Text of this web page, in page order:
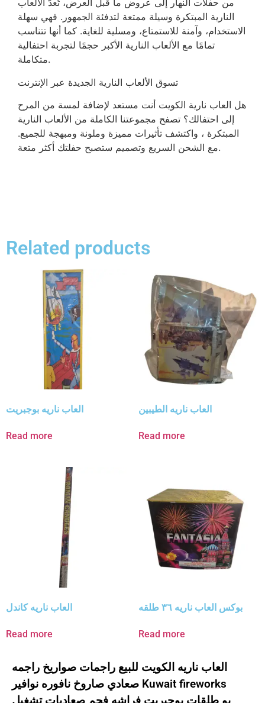
من حفلات النهار إلى عروض ما قبل العرض، تُعدّ الألعاب
النارية المبتكرة وسيلة ممتعة لتدفئة الجمهور. فهي سهلة
الاستخدام، وآمنة للاستمتاع، ومسلية للغاية. كما أنها تتناسب
تمامًا مع الألعاب النارية الأكبر حجمًا لتجربة احتفالية
متكاملة.
تسوق الألعاب النارية الجديدة عبر الإنترنت
هل العاب نارية الكويت أنت مستعد لإضافة لمسة من المرح
إلى احتفالك؟ تصفح مجموعتنا الكاملة من الألعاب النارية
المبتكرة ، واكتشف تأثيرات مميزة وملونة ومبهجة للجميع.
مع الشحن السريع وتصميم ستصبح حفلتك أكثر متعة.
Related products
العاب ناريه بوجبريت
Read more
العاب ناريه الطيبين
Read more
العاب ناريه كاندل
Read more
بوكس العاب ناريه ٣٦ طلقه
Read more
العاب ناريه الكويت للبيع راجمات صواريخ راجمه
صعادي صاروخ نافوره نوافير Kuwait fireworks